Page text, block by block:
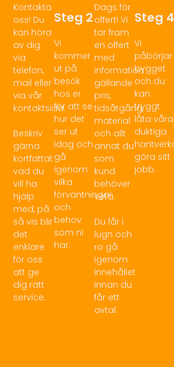
Kontakta
oss! Du
kan höra
av dig
via
telefon,
mail eller
via vår
kontaktsida.
Beskriv
gärna
kortfattat
vad du
vill ha
hjälp
med, på
så vis blir
det
enklare
för oss
att ge
dig rätt
service.
Steg 2
Vi
kommer
ut på
besök
hos er
för att se
hur det
ser ut
idag och
gå
igenom
vilka
förväntningar
och
behov
som ni
har.
Dags för
offert! Vi
tar fram
en offert
med
information
gällande
pris,
tidsåtgång,
material
och allt
annat du
som
kund
behöver
veta.
Du får i
lugn och
ro gå
igenom
innehållet
innan du
får ett
avtal.
Steg 4
Vi
påbörjar
bygget
och du
kan
tryggt
låta våra
duktiga
göra sitt
jobb.